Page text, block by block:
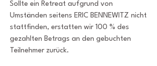
Sollte ein Retreat aufgrund von
Umständen seitens ERIC BENNEWITZ nicht
stattfinden, erstatten wir 100 % des
gezahlten Betrags an den gebuchten
Teilnehmer zurück.